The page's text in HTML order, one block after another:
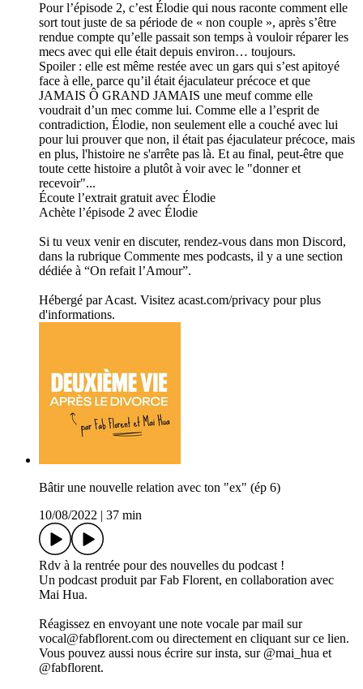
Pour l’épisode 2, c’est Élodie qui nous raconte comment elle
sort tout juste de sa période de « non couple », après s’être
rendue compte qu’elle passait son temps à vouloir réparer les
mecs avec qui elle était depuis environ… toujours.
Spoiler : elle est même restée avec un gars qui s’est apitoyé
face à elle, parce qu’il était éjaculateur précoce et que
JAMAIS Ô GRAND JAMAIS une meuf comme elle
voudrait d’un mec comme lui. Comme elle a l’esprit de
contradiction, Élodie, non seulement elle a couché avec lui
pour lui prouver que non, il était pas éjaculateur précoce, mais
en plus, l'histoire ne s'arrête pas là. Et au final, peut-être que
toute cette histoire a plutôt à voir avec le "donner et
recevoir"...
Écoute l’extrait gratuit avec Élodie
Achète l’épisode 2 avec Élodie
Si tu veux venir en discuter, rendez-vous dans mon Discord,
dans la rubrique Commente mes podcasts, il y a une section
dédiée à “On refait l’Amour”.
Hébergé par Acast. Visitez acast.com/privacy pour plus
d'informations.
Bâtir une nouvelle relation avec ton "ex" (ép 6)
10/08/2022
37 min
Rdv à la rentrée pour des nouvelles du podcast !
Un podcast produit par Fab Florent, en collaboration avec
Mai Hua.
Réagissez en envoyant une note vocale par mail sur
vocal@fabflorent.com ou directement en cliquant sur ce lien.
Vous pouvez aussi nous écrire sur insta, sur @mai_hua et
@fabflorent.